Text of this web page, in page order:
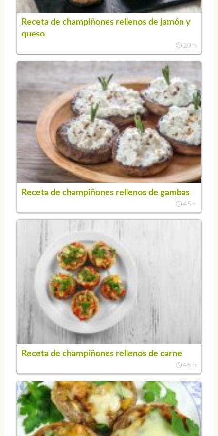
Receta de champiñones rellenos de jamón y
queso
20m
Receta de champiñones rellenos de gambas
45m
Receta de champiñones rellenos de carne
45m